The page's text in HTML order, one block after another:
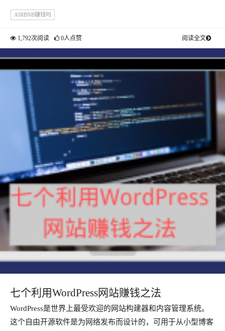
AIRBNB赚钱吗
1,792次阅读 0人点赞 阅读全文
七个利用WordPress网站赚钱之法
WordPress是世界上最受欢迎的网站构建器和内容管理系统。
这个自由开源软件是为网络发布而设计的，可用于从小型博客